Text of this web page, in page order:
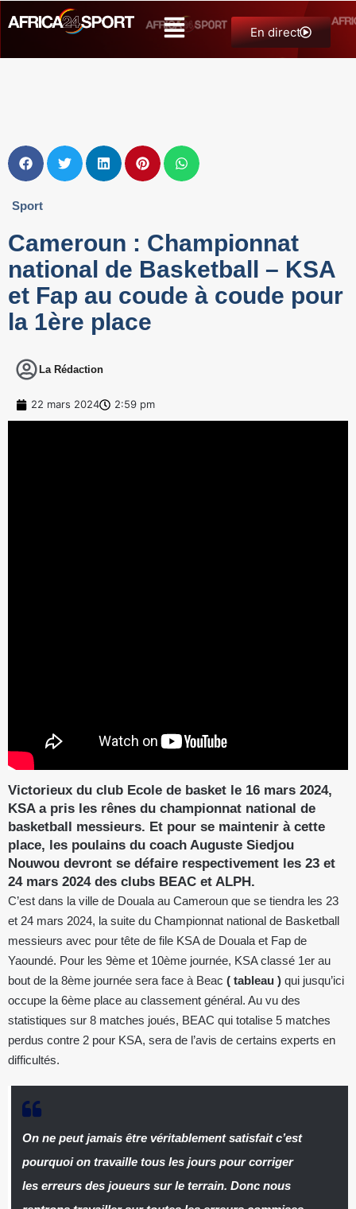
En direct
Sport
Cameroun : Championnat
national de Basketball – KSA
et Fap au coude à coude pour
la 1ère place
La Rédaction
22 mars 2024 2:59 pm
Victorieux du club Ecole de basket le 16 mars 2024,
KSA a pris les rênes du championnat national de
basketball messieurs. Et pour se maintenir à cette
place, les poulains du coach Auguste Siedjou
Nouwou devront se défaire respectivement les 23 et
24 mars 2024 des clubs BEAC et ALPH.
C’est dans la ville de Douala au Cameroun que se tiendra les 23
et 24 mars 2024, la suite du Championnat national de Basketball
messieurs avec pour tête de file KSA de Douala et Fap de
Yaoundé. Pour les 9ème et 10ème journée, KSA classé 1er au
bout de la 8ème journée sera face à Beac ( tableau ) qui jusqu’ici
occupe la 6ème place au classement général. Au vu des
statistiques sur 8 matches joués, BEAC qui totalise 5 matches
perdus contre 2 pour KSA, sera de l’avis de certains experts en
difficultés.
On ne peut jamais être véritablement satisfait c’est
pourquoi on travaille tous les jours pour corriger
les erreurs des joueurs sur le terrain. Donc nous